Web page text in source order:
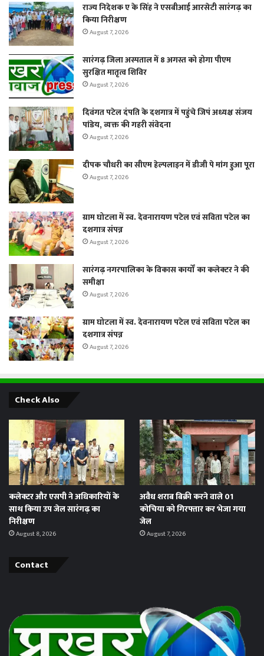
राज्य निदेशक ए के सिंह ने एसबीआई आरसेटी सारंगढ़ का
किया निरीक्षण
August 7, 2026
सारंगढ़ जिला अस्पताल में 8 अगस्त को होगा पीएम
सुरक्षित मातृत्व शिविर
August 7, 2026
दिवंगत पटेल दंपति के दशगात्र में पहुंचे जिपं अध्यक्ष संजय
पांडेय, व्यक्त की गहरी संवेदना
August 7, 2026
दीपक चौधरी का सीएम हेल्पलाइन में डीजी पे मांग हुआ पूरा
August 7, 2026
ग्राम घोटला में स्व. देवनारायण पटेल एवं सविता पटेल का
दशगात्र संपन्न
August 7, 2026
सारंगढ़ नगरपालिका के विकास कार्यों का कलेक्टर ने की
समीक्षा
August 7, 2026
ग्राम घोटला में स्व. देवनारायण पटेल एवं सविता पटेल का
दशगात्र संपन्न
August 7, 2026
Check Also
कलेक्टर और एसपी ने अधिकारियों के
साथ किया उप जेल सारंगढ़ का
निरीक्षण
August 8, 2026
अवैध शराब बिक्री करने वाले 01
कोचिया को गिरफ्तार कर भेजा गया
जेल
August 7, 2026
Contact